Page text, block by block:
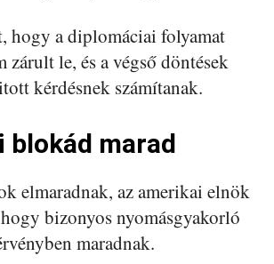
hogy a diplomáciai folyamat
zárult le, és a végső döntések
kérdésnek számítanak.
blokád marad
elmaradnak, az amerikai elnök
bizonyos nyomásgyakorló
maradnak.